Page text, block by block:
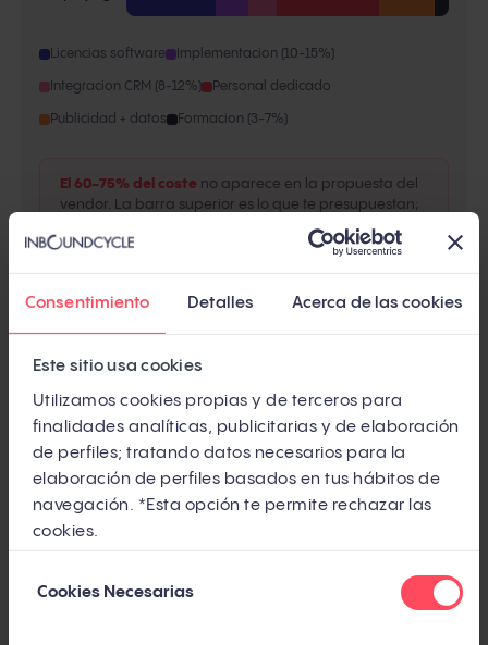
Consentimiento Detalles Acerca de las cookies
Este sitio usa cookies
Utilizamos cookies propias y de terceros para
finalidades analíticas, publicitarias y de elaboración
de perfiles; tratando datos necesarios para la
elaboración de perfiles basados en tus hábitos de
navegación. *Esta opción te permite rechazar las
cookies.
deCookies Necesarias
Licencias software Implementacion (10-15%)
Integracion CRM (8-12%) Personal dedicado
Publicidad + datos Formacion (3-7%)
El 60-75% del coste no aparece en la propuesta del
vendor. La barra superior es lo que te presupuestan;
la inferior es lo que acabas pagando.
Las horquillas que circulan en español (650-1.100
euros al mes para mid-market) describen
exclusivamente la capa de software. Un programa
real con personas, contenido e implementación
Pero cuidado, porque hay un matiz importante aquí: